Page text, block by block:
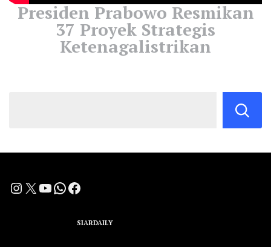
Presiden Prabowo Resmikan
37 Proyek Strategis
Ketenagalistrikan
Instagram
X YouTube
WhatsApp
Facebook
SIARDAILY